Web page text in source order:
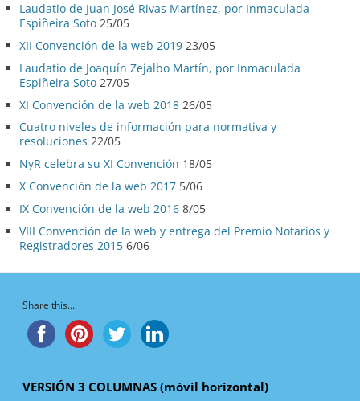
Laudatio de Juan José Rivas Martínez, por Inmaculada
Espiñeira Soto 25/05
XII Convención de la web 2019 23/05
Laudatio de Joaquín Zejalbo Martín, por Inmaculada
Espiñeira Soto 27/05
XI Convención de la web 2018 26/05
Cuatro niveles de información para normativa y
resoluciones 22/05
NyR celebra su XI Convención 18/05
X Convención de la web 2017 5/06
IX Convención de la web 2016 8/05
VIII Convención de la web y entrega del Premio Notarios y
Registradores 2015 6/06
Share this...
VERSIÓN 3 COLUMNAS (móvil horizontal)